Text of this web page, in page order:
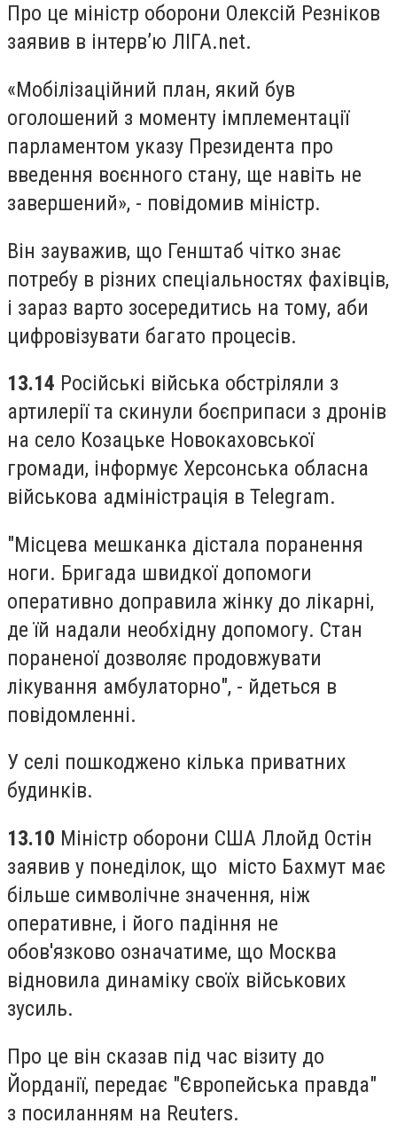
Про це міністр оборони Олексій Резніков
заявив в інтерв’ю ЛІГА.net.
«Мобілізаційний план, який був
оголошений з моменту імплементації
парламентом указу Президента про
введення воєнного стану, ще навіть не
завершений», - повідомив міністр.
Він зауважив, що Генштаб чітко знає
потребу в різних спеціальностях фахівців,
і зараз варто зосередитись на тому, аби
цифровізувати багато процесів.
13.14 Російські війська обстріляли з
артилерії та скинули боєприпаси з дронів
на село Козацьке Новокаховської
громади, інформує Херсонська обласна
військова адміністрація в Telegram.
"Місцева мешканка дістала поранення
ноги. Бригада швидкої допомоги
оперативно доправила жінку до лікарні,
де їй надали необхідну допомогу. Стан
пораненої дозволяє продовжувати
лікування амбулаторно", - йдеться в
повідомленні.
У селі пошкоджено кілька приватних
будинків.
13.10 Міністр оборони США Ллойд Остін
заявив у понеділок, що місто Бахмут має
більше символічне значення, ніж
оперативне, і його падіння не
обов'язково означатиме, що Москва
відновила динаміку своїх військових
зусиль.
Про це він сказав під час візиту до
Йорданії, передає "Європейська правда"
з посиланням на Reuters.